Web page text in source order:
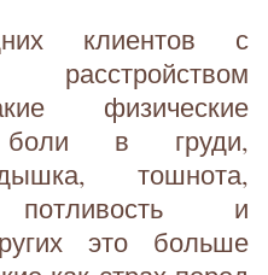
клиентов с
физические
в груди,
тошнота,
потливость и
это больше